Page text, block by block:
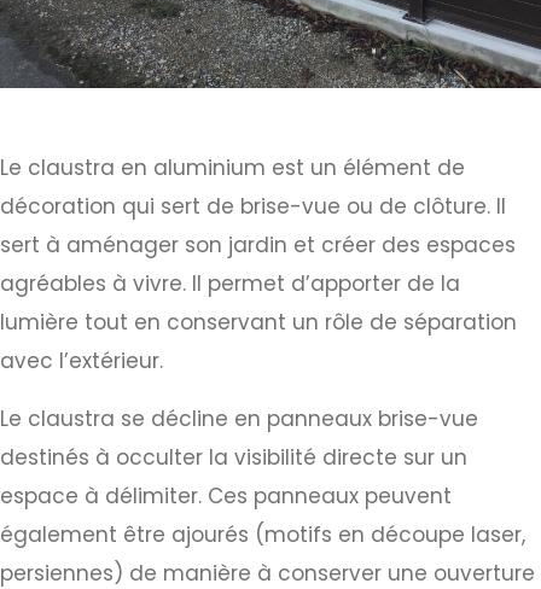
Le claustra en aluminium est un élément de
décoration qui sert de brise-vue ou de clôture. Il
sert à aménager son jardin et créer des espaces
agréables à vivre. Il permet d’apporter de la
lumière tout en conservant un rôle de séparation
avec l’extérieur.
Le claustra se décline en panneaux brise-vue
destinés à occulter la visibilité directe sur un
espace à délimiter. Ces panneaux peuvent
également être ajourés (motifs en découpe laser,
persiennes) de manière à conserver une ouverture